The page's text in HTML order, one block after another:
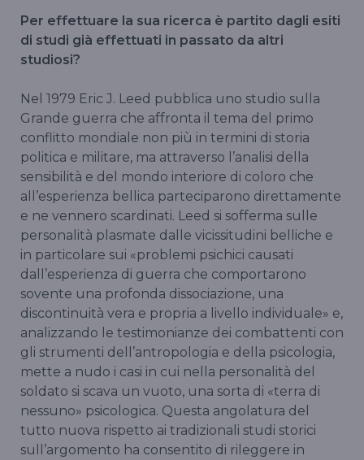
Per effettuare la sua ricerca è partito dagli esiti
di studi già effettuati in passato da altri
studiosi?
Nel 1979 Eric J. Leed pubblica uno studio sulla
Grande guerra che affronta il tema del primo
conflitto mondiale non più in termini di storia
politica e militare, ma attraverso l’analisi della
sensibilità e del mondo interiore di coloro che
all’esperienza bellica parteciparono direttamente
e ne vennero scardinati. Leed si sofferma sulle
personalità plasmate dalle vicissitudini belliche e
in particolare sui «problemi psichici causati
dall’esperienza di guerra che comportarono
sovente una profonda dissociazione, una
discontinuità vera e propria a livello individuale» e,
analizzando le testimonianze dei combattenti con
gli strumenti dell’antropologia e della psicologia,
mette a nudo i casi in cui nella personalità del
soldato si scava un vuoto, una sorta di «terra di
nessuno» psicologica. Questa angolatura del
tutto nuova rispetto ai tradizionali studi storici
sull’argomento ha consentito di rileggere in